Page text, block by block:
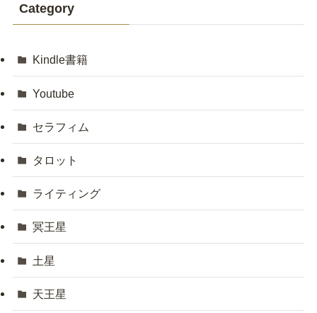
Category
Kindle書籍
Youtube
セラフィム
タロット
ライティング
冥王星
土星
天王星